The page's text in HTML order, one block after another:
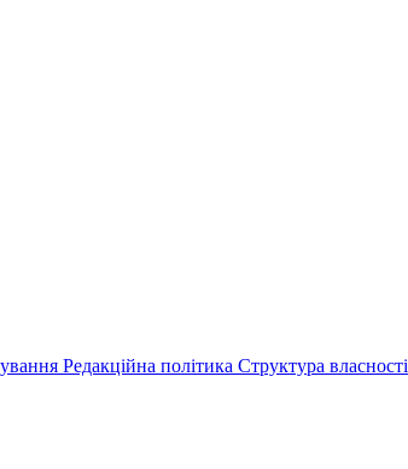
Редакційна політика Структура власності